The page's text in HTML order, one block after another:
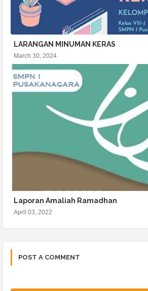
LARANGAN MINUMAN KERAS
March 30, 2024
Laporan Amaliah Ramadhan
April 03, 2022
POST A COMMENT